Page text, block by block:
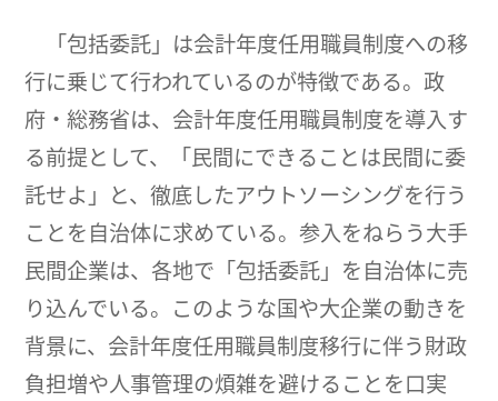
「包括委託」は会計年度任用職員制度への移
行に乗じて行われているのが特徴である。政
府・総務省は、会計年度任用職員制度を導入す
る前提として、「民間にできることは民間に委
託せよ」と、徹底したアウトソーシングを行う
ことを自治体に求めている。参入をねらう大手
民間企業は、各地で「包括委託」を自治体に売
り込んでいる。このような国や大企業の動きを
背景に、会計年度任用職員制度移行に伴う財政
負担増や人事管理の煩雑を避けることを口実